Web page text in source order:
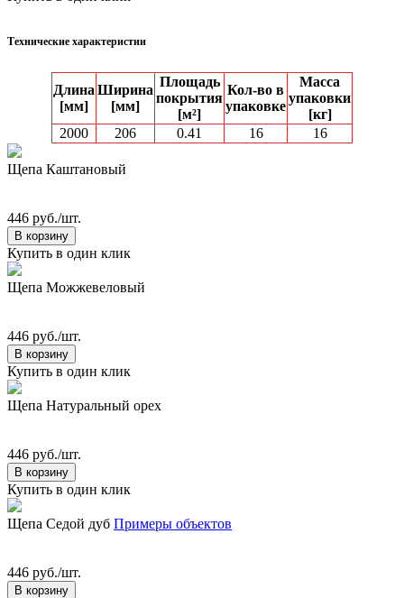
Технические характеристии
Длина
[мм]
Ширина
[мм]
Площадь
покрытия
[м²]
Кол-вo в
упаковке
Масса
упаковки
[кг]
2000
206 0.41 16 16
Щепа Каштановый
446 руб./шт.
В корзину
Купить в один клик
Щепа Можжевеловый
446 руб./шт.
В корзину
Купить в один клик
Щепа Натуральный орех
446 руб./шт.
В корзину
Купить в один клик
Щепа Седой дуб Примеры объектов
446 руб./шт.
В корзину